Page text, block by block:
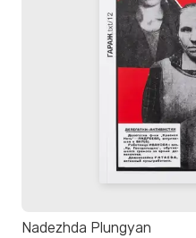
Nadezhda Plungyan